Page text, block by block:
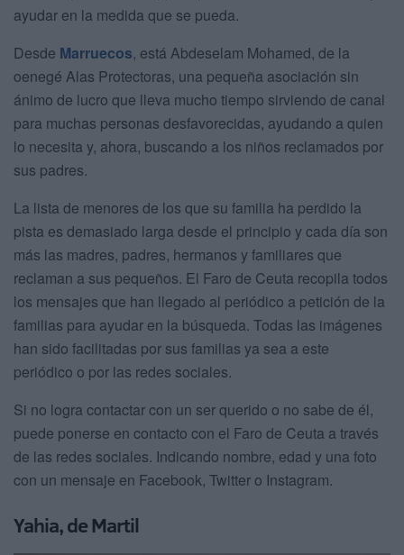
ayudar en la medida que se pueda.
Desde Marruecos, está Abdeselam Mohamed, de la
oenegé Alas Protectoras, una pequeña asociación sin
ánimo de lucro que lleva mucho tiempo sirviendo de canal
para muchas personas desfavorecidas, ayudando a quien
lo necesita y, ahora, buscando a los niños reclamados por
sus padres.
La lista de menores de los que su familia ha perdido la
pista es demasiado larga desde el principio y cada día son
más las madres, padres, hermanos y familiares que
reclaman a sus pequeños. El Faro de Ceuta recopila todos
los mensajes que han llegado al periódico a petición de la
familias para ayudar en la búsqueda. Todas las imágenes
han sido facilitadas por sus familias ya sea a este
periódico o por las redes sociales.
Si no logra contactar con un ser querido o no sabe de él,
puede ponerse en contacto con el Faro de Ceuta a través
de las redes sociales. Indicando nombre, edad y una foto
con un mensaje en Facebook, Twitter o Instagram.
Yahia, de Martil